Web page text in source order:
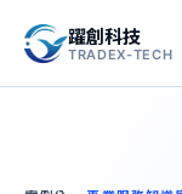
躍創科技
TRADEX-TECH